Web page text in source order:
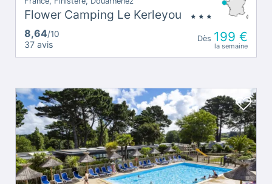
Flower Camping Le Kerleyou
8,64/10
37 avis
Dès 199 €
la semaine